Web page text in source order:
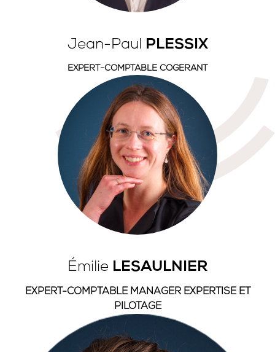
Jean-Paul PLESSIX
EXPERT-COMPTABLE COGERANT
Émilie LESAULNIER
EXPERT-COMPTABLE MANAGER EXPERTISE ET
PILOTAGE